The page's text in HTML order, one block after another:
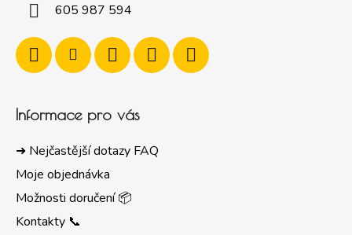
605 987 594
Informace pro vás
➜ Nejčastější dotazy FAQ
Moje objednávka
Možnosti doručení 📦
Kontakty 📞